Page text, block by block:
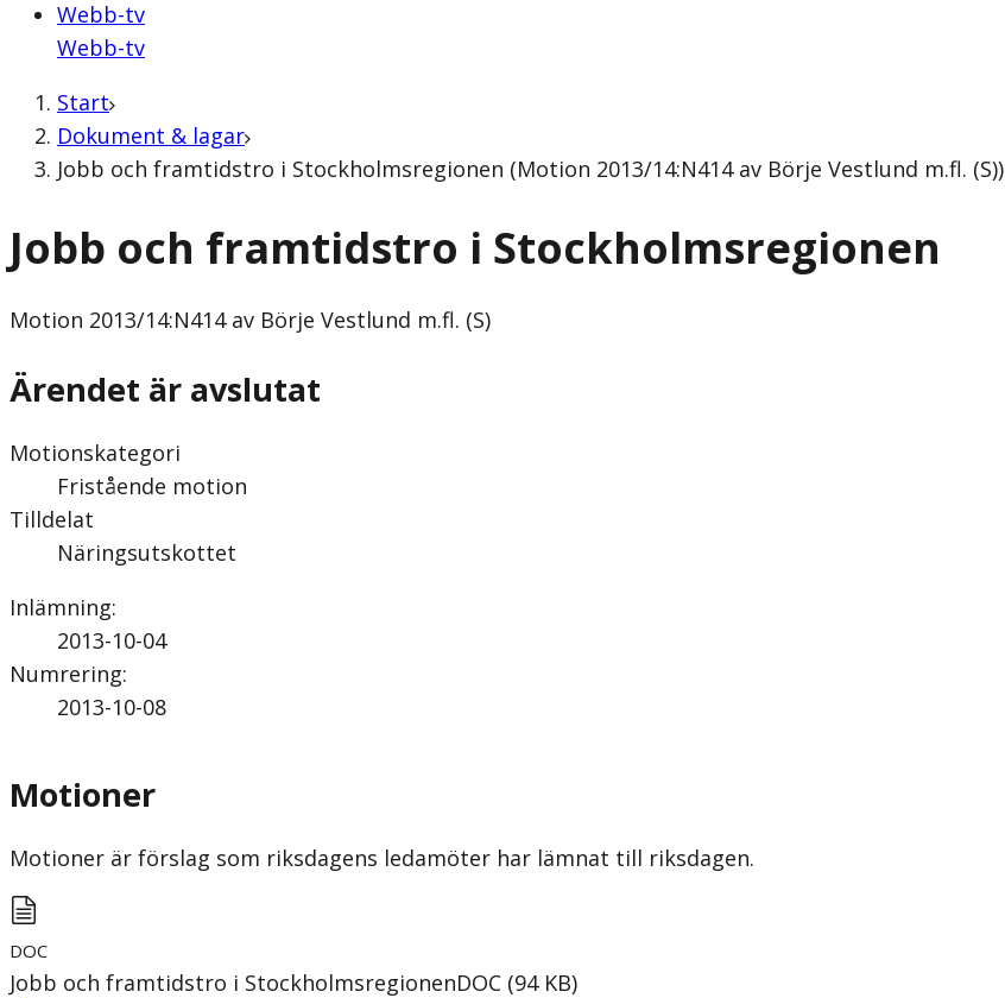
Webb-tv
Webb-tv
Start
Dokument & lagar
Jobb och framtidstro i Stockholmsregionen (Motion 2013/14:N414 av Börje Vestlund m.fl. (S))
Jobb och framtidstro i Stockholmsregionen
Motion 2013/14:N414 av Börje Vestlund m.fl. (S)
Ärendet är avslutat
Motionskategori
Fristående motion
Tilldelat
Näringsutskottet
Inlämning:
2013-10-04
Numrering:
2013-10-08
Motioner
Motioner är förslag som riksdagens ledamöter har lämnat till riksdagen.
DOC
Jobb och framtidstro i StockholmsregionenDOC (94 KB)